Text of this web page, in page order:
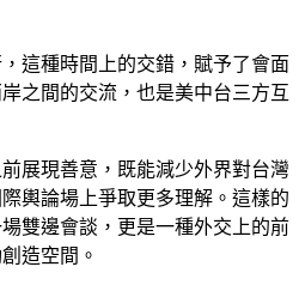
這種時間上的交錯，賦予了會面
之間的交流，也是美中台三方互
展現善意，既能減少外界對台灣
輿論場上爭取更多理解。這樣的
雙邊會談，更是一種外交上的前
造空間。